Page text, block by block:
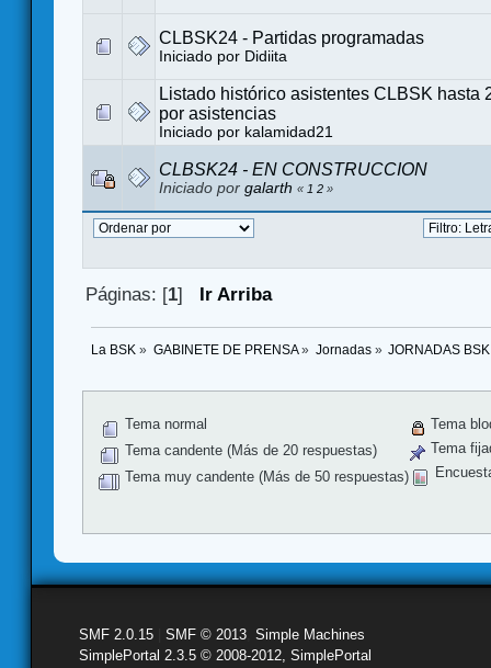
CLBSK24 - Partidas programadas
Iniciado por Didiita
Listado histórico asistentes CLBSK hasta
por asistencias
Iniciado por kalamidad21
CLBSK24 - EN CONSTRUCCION
Iniciado por galarth « 1 2 »
Páginas: [1] Ir Arriba
La BSK » GABINETE DE PRENSA» Jornadas» JORNADAS BSK
Tema normal
Tema candente (Más de 20 respuestas)
Tema muy candente (Más de 50 respuestas)
Tema
Tema
SMF 2.0.15 SMF © 2013 Simple Machines
SimplePortal 2.3.5 © 2008-2012, SimplePortal